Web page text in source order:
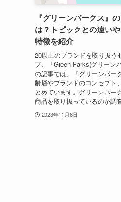
『グリーンパークス』
は？トピックとの違い
特徴を紹介
20以上のブランドを取り扱う
プ、『Green Parks(グリーン
の記事では、『グリーンパー
齢層やブランドのコンセプト
とめています。グリーンパー
商品を取り扱っているのか調
2023年11月6日